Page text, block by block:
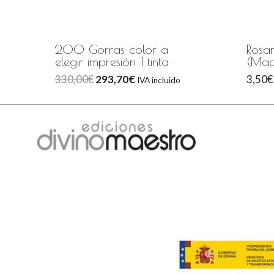
200 Gorras color a
elegir impresión 1 tinta
330,00€ 293,70€ IVA incluido 3,50€